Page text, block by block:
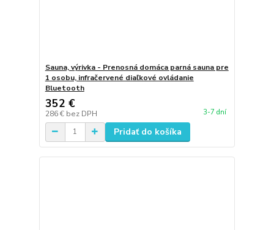
Sauna, výrivka - Prenosná domáca parná sauna pre
1 osobu, infračervené diaľkové ovládanie
Bluetooth
352 €
286 € bez DPH 3-7 dní
Pridať do košíka